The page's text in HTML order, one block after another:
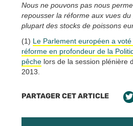
Nous ne pouvons pas nous
repousser la réforme aux vues
plupart des stocks de poissons
(1) Le Parlement européen a voté
réforme en profondeur de la
pêche lors de la session plénière
2013.
PARTAGER CET ARTICLE